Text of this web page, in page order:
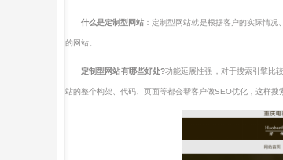
什么是定制型网站 ：定制型网站就是根据客户的实际情
的网站。
定制型网站有哪些好处?功能延展性强，对于搜索引擎比
站的整个构架、代码、页面等都会帮客户做SEO优化，这样搜